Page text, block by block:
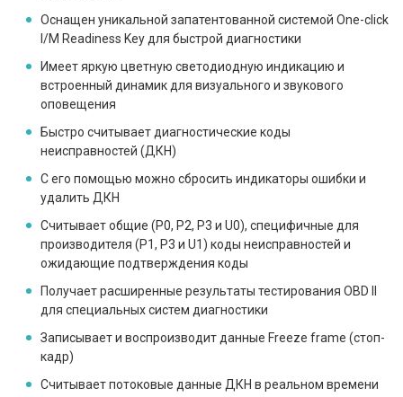
Оснащен уникальной запатентованной системой One-click
I/M Readiness Key для быстрой диагностики
Имеет яркую цветную светодиодную индикацию и
встроенный динамик для визуального и звукового
оповещения
Быстро считывает диагностические коды
неисправностей (ДКН)
С его помощью можно сбросить индикаторы ошибки и
удалить ДКН
Считывает общие (P0, P2, P3 и U0), специфичные для
производителя (P1, P3 и U1) коды неисправностей и
ожидающие подтверждения коды
Получает расширенные результаты тестирования OBD II
для специальных систем диагностики
Записывает и воспроизводит данные Freeze frame (стоп-
кадр)
Считывает потоковые данные ДКН в реальном времени